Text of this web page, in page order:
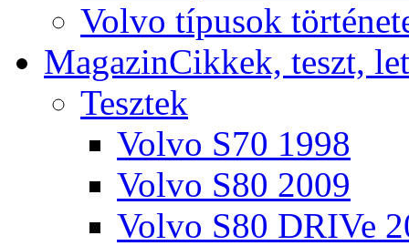
Volvo típusok
MagazinCikkek, teszt,
Tesztek
Volvo S70 1998
Volvo S80 2009
Volvo S80 DRIVe